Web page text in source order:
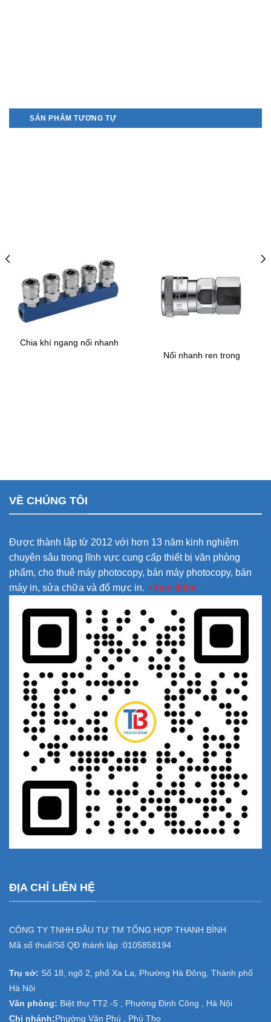
SẢN PHẨM TƯƠNG TỰ
Chia khí ngang nối nhanh
Nối nhanh ren trong
VỀ CHÚNG TÔI
Được thành lập từ 2012 với hơn 13 năm kinh nghiệm
chuyên sâu trong lĩnh vực cung cấp thiết bị văn phòng
phẩm, cho thuê máy photocopy, bán máy photocopy, bán
máy in, sửa chữa và đổ mực in. +Xem thêm
ĐỊA CHỈ LIÊN HỆ
CÔNG TY TNHH ĐẦU TƯ TM TỔNG HỢP THANH BÌNH
Mã số thuế/Số QĐ thành lập :0105858194
Trụ sở: Số 18, ngõ 2, phố Xa La, Phường Hà Đông, Thành phố
Hà Nội
Văn phòng: Biệt thự TT2 -5 , Phường Định Công , Hà Nội
Chi nhánh:Phường Văn Phú , Phú Thọ